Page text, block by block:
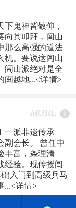
鬼神皆敬仰，
向其叩拜，闾山
那么高强的道法
机。要说这闾山
闾山派绝对是全
闽越地...<详情>
MORE
一派非遗传承
副会长。 曾任中
丰富，条理清
经验。现传授闾
入门到高级兵马
...<详情>